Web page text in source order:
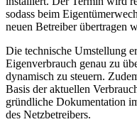
sodass beim
neuen Betreiber übertragen
Die technische Umstellung
Eigenverbrauch genau zu
dynamisch zu steuern.
Basis der aktuellen
gründliche Dokumentation
des Netzbetreibers.